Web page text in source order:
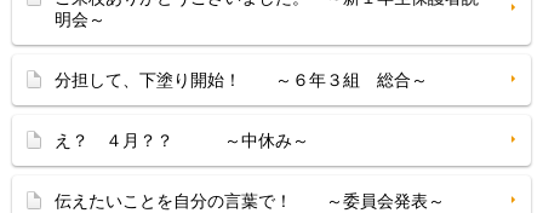
明会～
分担して、下塗り開始！ ～６年３組 総合～
え？ ４月？？ ～中休み～
伝えたいことを自分の言葉で！ ～委員会発表～